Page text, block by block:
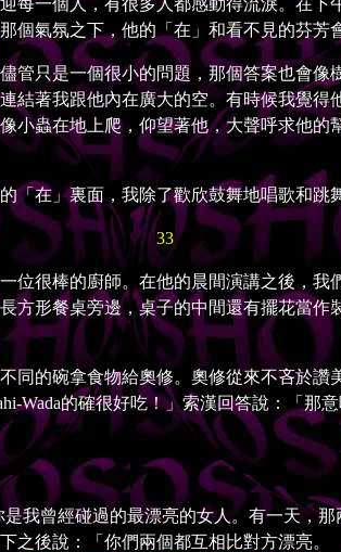
每一個人，有很多人都感動得流淚。在
個氣氛之下，他的「在」和看不見的芬芳
只是一個很小的問題，那個答案也會像
著我跟他內在廣大的空。有時候我覺
小蟲在地上爬，仰望著他，大聲呼求他
在」裏面，我除了歡欣鼓舞地唱歌和跳
33
棒的廚師。在他的晨間演講之後，我
方形餐桌旁邊，桌子的中間還有擺花當
碗拿食物給奧修。奧修從來不吝於讚
Wada的確很好吃！」索漢回答說：「那
曾經碰過的最漂亮的女人。有一天，那
之後說：「你們兩個都互相比對方漂亮。